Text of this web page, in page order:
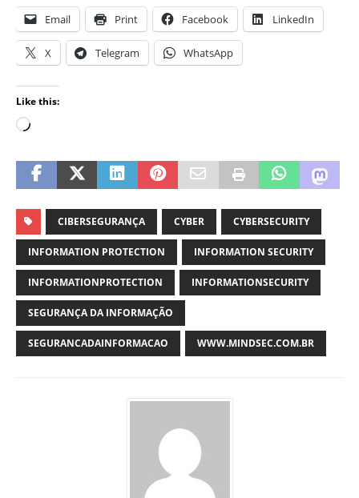
Email Print Facebook LinkedIn
X Telegram WhatsApp
Like this:
CIBERSEGURANÇA CYBER CYBERSECURITY
INFORMATION PROTECTION INFORMATION SECURITY
INFORMATIONPROTECTION INFORMATIONSECURITY
SEGURANÇA DA INFORMAÇÃO
SEGURANCADAINFORMACAO WWW.MINDSEC.COM.BR